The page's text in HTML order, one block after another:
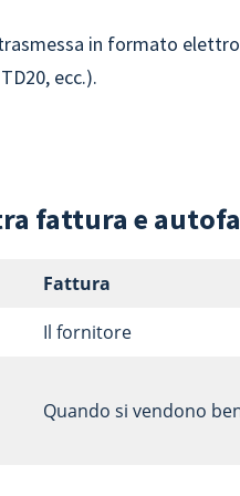
in formato
ecc.).
fattura e
Fattura
Il fornitore
Quando si vendono